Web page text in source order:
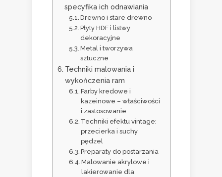
specyfika ich odnawiania
Drewno i stare drewno
Płyty HDF i listwy
dekoracyjne
Metal i tworzywa
sztuczne
Techniki malowania i
wykończenia ram
Farby kredowe i
kazeinowe – właściwości
i zastosowanie
Techniki efektu vintage:
przecierka i suchy
pędzel
Preparaty do postarzania
Malowanie akrylowe i
lakierowanie dla